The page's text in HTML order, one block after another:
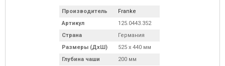
Производитель
Franke
Артикул
125.0443.352
Страна
Германия
Размеры (ДхШ)
525 х 440 мм
Глубина чаши
200 мм